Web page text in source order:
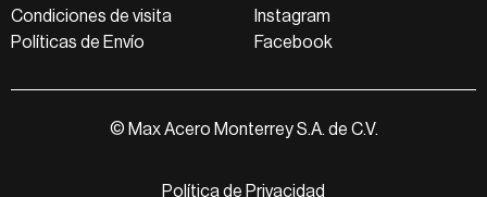
Condiciones de visita
Políticas de Envío
Instagram
Facebook
© Max Acero Monterrey S.A. de C.V.
Política de Privacidad